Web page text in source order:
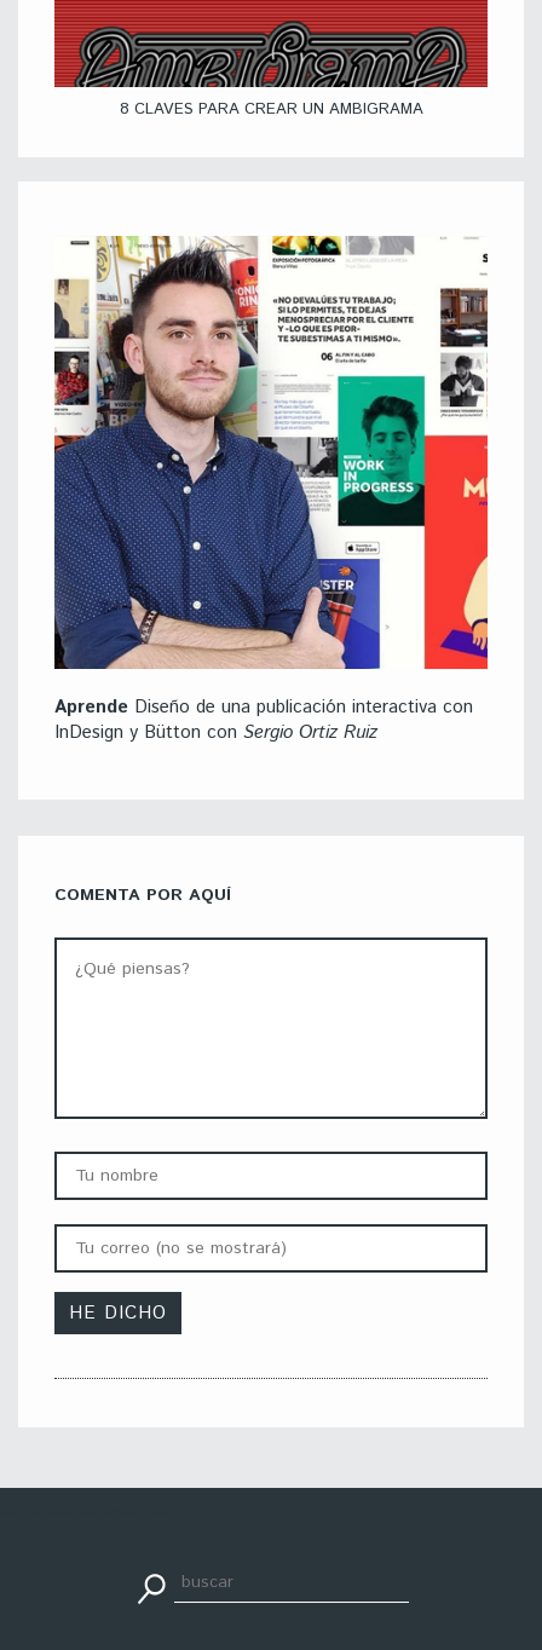
8 CLAVES PARA CREAR UN AMBIGRAMA
Aprende Diseño de una publicación interactiva con
InDesign y Bütton con Sergio Ortiz Ruiz
COMENTA POR AQUÍ